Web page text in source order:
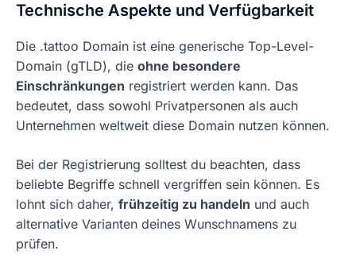
Technische Aspekte und Verfügbarkeit
Die .tattoo Domain ist eine generische Top-Level-
Domain (gTLD), die ohne besondere
Einschränkungen registriert werden kann. Das
bedeutet, dass sowohl Privatpersonen als auch
Unternehmen weltweit diese Domain nutzen können.
Bei der Registrierung solltest du beachten, dass
beliebte Begriffe schnell vergriffen sein können. Es
lohnt sich daher, frühzeitig zu handeln und auch
alternative Varianten deines Wunschnamens zu
prüfen.